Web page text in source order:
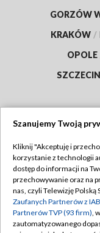
GORZÓW
KRAKÓW /
OPOLE
SZCZECIN
Abonament TVP
Emisja w TVP
Centrum
Szanujemy Twoją
Kliknij "Akceptuję i
korzystanie z technologii
dostęp do informacji na
przechowywanie oraz na
nas, czyli Telewizję Polską
Zaufanych Partnerów z
Partnerów TVP (93 firm),
zautomatyzowanego